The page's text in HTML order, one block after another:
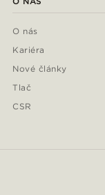
O nás
Kariéra
Nové články
Tlač
CSR